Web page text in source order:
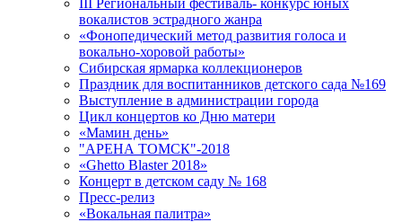
III Региональный фестиваль- конкурс юных
вокалистов эстрадного жанра
«Фонопедический метод развития голоса и
вокально-хоровой работы»
Сибирская ярмарка коллекционеров
Праздник для воспитанников детского сада №169
Выступление в администрации города
Цикл концертов ко Дню матери
«Мамин день»
"АРЕНА ТОМСК"-2018
«Ghetto Blaster 2018»
Концерт в детском саду № 168
Пресс-релиз
«Вокальная палитра»